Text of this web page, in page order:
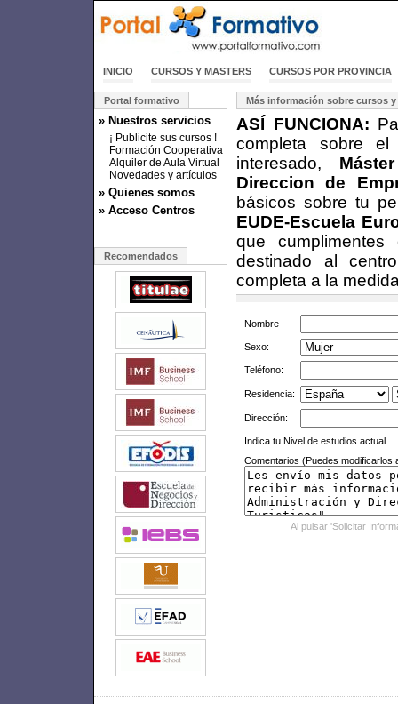
INICIO CURSOS Y MASTERS CURSOS POR PROVINCIA
Portal formativo
» Nuestros servicios
¡ Publicite sus cursos !
Formación Cooperativa
Alquiler de Aula Virtual
Novedades y artículos
» Quienes somos
» Acceso Centros
Recomendados
Más información sobre cursos y
ASÍ FUNCIONA:
completa sobre
interesado,
Direccion de
básicos sobre tu
EUDE-Escuela
que
destinado al
completa a la
Nombre
Sexo:
Teléfono:
Residencia:
Dirección:
Indica tu Nivel de estudios actual
Comentarios (Puedes modificarlos
Al pulsar 'Solicitar